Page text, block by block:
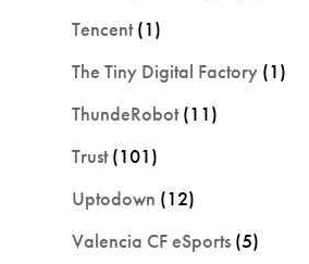
Tencent(1)
The Tiny Digital Factory (1)
ThundeRobot(11)
Trust(101)
Uptodown (12)
Valencia CF eSports (5)